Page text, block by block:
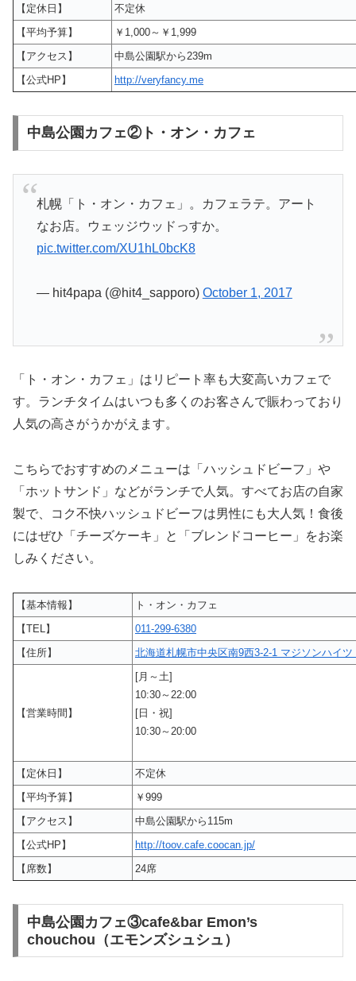
【定休日】
不定休
【平均予算】
￥1,000～￥1,999
【アクセス】
中島公園駅から239m
【公式HP】
http://veryfancy.me
中島公園カフェ②ト・オン・カフェ
札幌「ト・オン・カフェ」。カフェラテ。アート
なお店。ウェッジウッドっすか。
pic.twitter.com/XU1hL0bcK8
— hit4papa (@hit4_sapporo) October 1, 2017
「ト・オン・カフェ」はリピート率も大変高いカフェで
す。ランチタイムはいつも多くのお客さんで賑わっており
人気の高さがうかがえます。
こちらでおすすめのメニューは「ハッシュドビーフ」や
「ホットサンド」などがランチで人気。すべてお店の自家
製で、コク不快ハッシュドビーフは男性にも大人気！食後
にはぜひ「チーズケーキ」と「ブレンドコーヒー」をお楽
しみください。
【基本情報】
ト・オン・カフェ
【TEL】
011-299-6380
【住所】
北海道札幌市中央区南9西3-2-1 マジソンハイ
【営業時間】
[月～土]
10:30～22:00
[日・祝]
10:30～20:00
【定休日】
不定休
【平均予算】
￥999
【アクセス】
中島公園駅から115m
【公式HP】
http://toov.cafe.coocan.jp/
【席数】
24席
中島公園カフェ③cafe&bar Emon’s
chouchou（エモンズシュシュ）